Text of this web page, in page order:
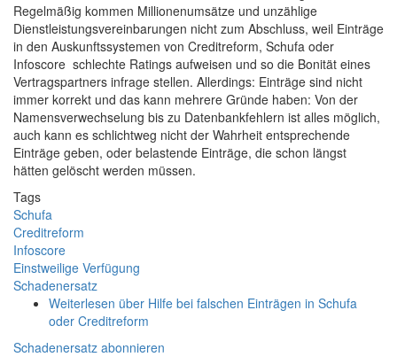
Regelmäßig kommen Millionenumsätze und unzählige
Dienstleistungsvereinbarungen nicht zum Abschluss, weil Einträge
in den Auskunftssystemen von Creditreform, Schufa oder
Infoscore schlechte Ratings aufweisen und so die Bonität eines
Vertragspartners infrage stellen. Allerdings: Einträge sind nicht
immer korrekt und das kann mehrere Gründe haben: Von der
Namensverwechselung bis zu Datenbankfehlern ist alles möglich,
auch kann es schlichtweg nicht der Wahrheit entsprechende
Einträge geben, oder belastende Einträge, die schon längst
hätten gelöscht werden müssen.
Tags
Schufa
Creditreform
Infoscore
Einstweilige Verfügung
Schadenersatz
Weiterlesen über Hilfe bei falschen Einträgen in Schufa
oder Creditreform
Schadenersatz abonnieren